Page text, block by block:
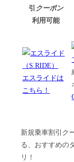
引 クーポン
利用可能
エスライドは
こちら！
新規乗車割引ク
る、おすすめの
リ！